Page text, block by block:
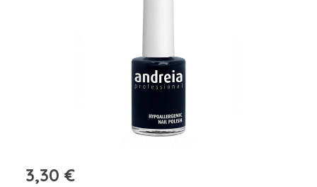
3,30 €